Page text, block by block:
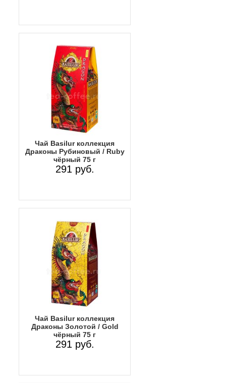
Чай Basilur коллекция
Драконы Рубиновый / Ruby
чёрный 75 г
291 руб.
Чай Basilur коллекция
Драконы Золотой / Gold
чёрный 75 г
291 руб.